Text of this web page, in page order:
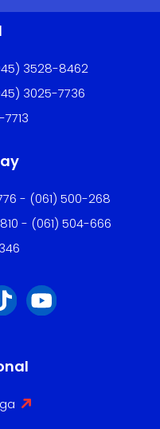
3528-8462
3025-7736
- (061) 500-268
- (061) 504-666